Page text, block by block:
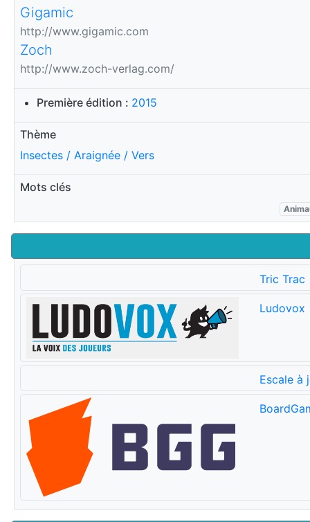
Gigamic
http://www.gigamic.com
Zoch
http://www.zoch-verlag.com/
Première édition : 2015
Thème
Insectes / Araignée / Vers
Mots clés
Tric Trac
Ludovox
Escale à